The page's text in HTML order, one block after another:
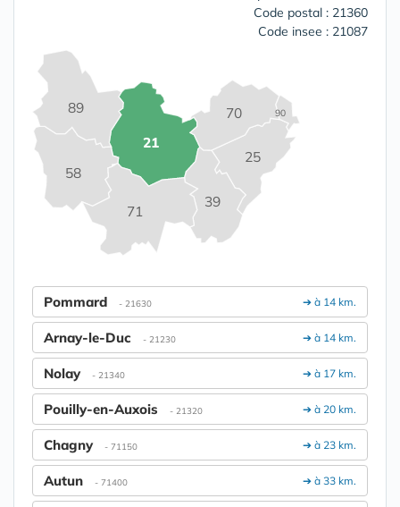
Code postal : 21360
Code insee : 21087
21
25
39
58
70
71
89 90
➔ à 14 km.
Pommard - 21630
➔ à 14 km.
Arnay-le-Duc - 21230
➔ à 17 km.
Nolay - 21340
➔ à 20 km.
Pouilly-en-Auxois - 21320
➔ à 23 km.
Chagny - 71150
➔ à 33 km.
Autun - 71400